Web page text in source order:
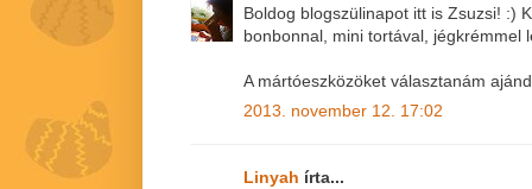
Boldog blogszülinapot itt is Zsuzsi! :)
bonbonnal, mini tortával, jégkrémmel
A mártóeszközöket választanám
2013. november 12. 17:02
Linyah írta...